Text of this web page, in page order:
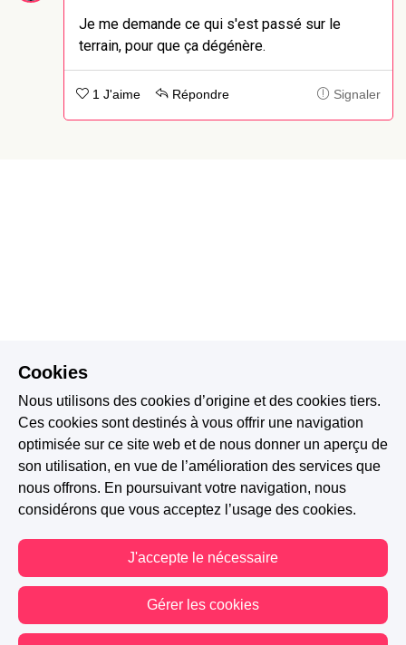
Je me demande ce qui s'est passé sur le
terrain, pour que ça dégénère.
1 J'aime Répondre Signaler
Cookies
Nous utilisons des cookies d’origine et des cookies tiers.
Ces cookies sont destinés à vous offrir une navigation
optimisée sur ce site web et de nous donner un aperçu de
son utilisation, en vue de l’amélioration des services que
nous offrons. En poursuivant votre navigation, nous
considérons que vous acceptez l’usage des cookies.
J'accepte le nécessaire
Gérer les cookies